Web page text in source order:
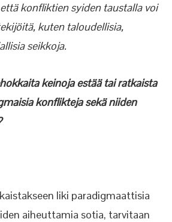
konfliktien syiden taustalla voi
kuten taloudellisia,
seikkoja.
keinoja estää tai ratkaista
konflikteja sekä niiden
liki paradigmaattisia
aiheuttamia sotia, tarvitaan